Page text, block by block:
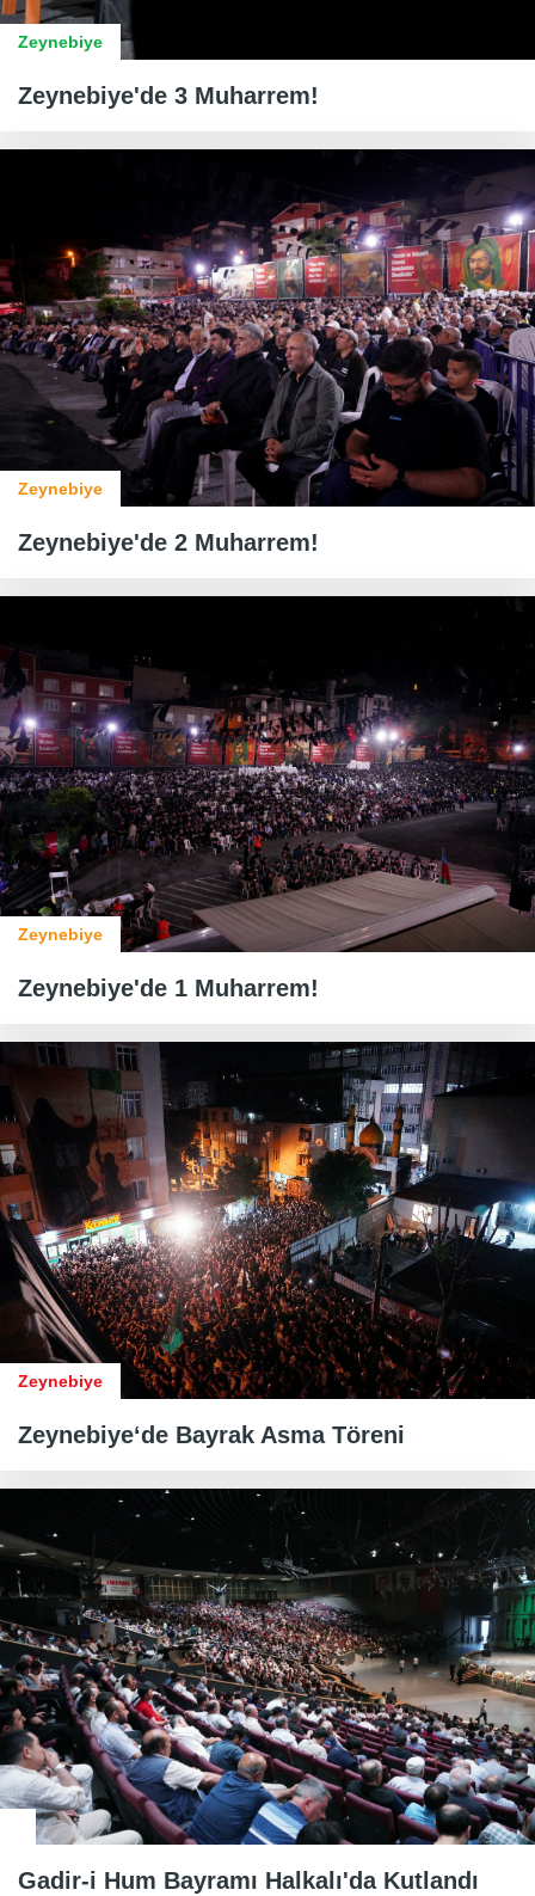
Zeynebiye
Zeynebiye'de 3 Muharrem!
Zeynebiye
Zeynebiye'de 2 Muharrem!
Zeynebiye
Zeynebiye'de 1 Muharrem!
Zeynebiye
Zeynebiye‘de Bayrak Asma Töreni
Gadir-i Hum Bayramı Halkalı'da Kutlandı